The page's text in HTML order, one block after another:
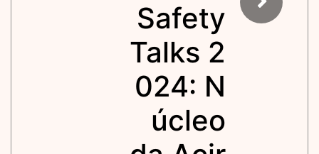
Safety
Talks 2
024: N
úcleo